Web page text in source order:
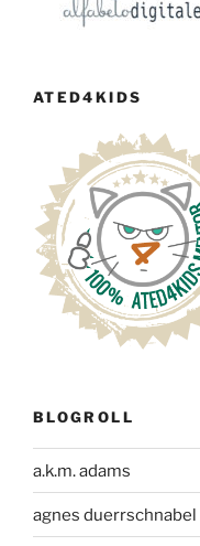
ATED4KIDS
BLOGROLL
a.k.m. adams
agnes duerrschnabel